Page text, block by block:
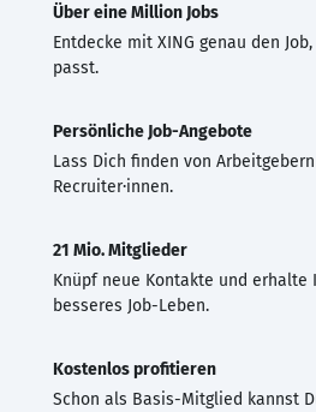
Über eine Million Jobs
Entdecke mit XING genau den
passt.
Persönliche Job-Angebote
Lass Dich finden von
Recruiter·innen.
21 Mio. Mitglieder
Knüpf neue Kontakte und erhalte
besseres Job-Leben.
Kostenlos profitieren
Schon als Basis-Mitglied kannst